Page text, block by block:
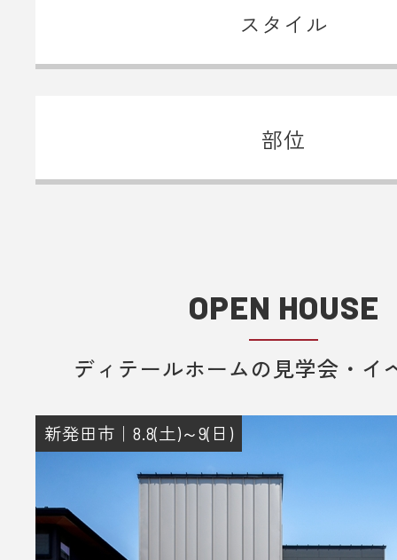
スタイル
部位
OPEN HOUSE
ディテールホームの見学会・イ
新発田市｜8.8(土)～9(日)